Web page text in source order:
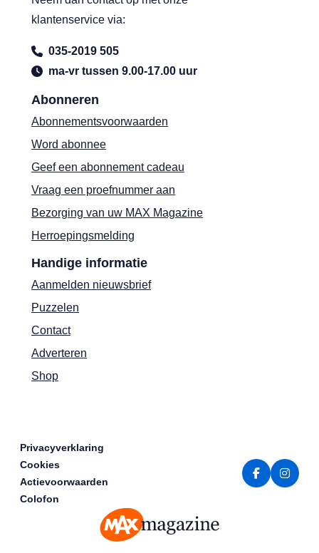
Abonneren
Abonnementsvoorwaarden
Word abonnee
Geef een abonnement cadeau
Vraag een proefnummer aan
Bezorging van uw MAX Magazine
Herroepingsmelding
Handige informatie
Aanmelden nieuwsbrief
Puzzelen
Contact
Adverteren
Shop
klantenservice via:
035-2019 505
ma-vr tussen 9.00-17.00 uur
Privacyverklaring
Cookies
Actievoorwaarden
Colofon